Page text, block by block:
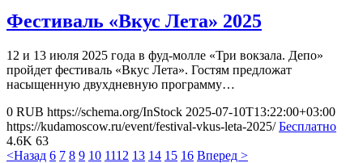
Фестиваль «Вкус Лета» 2025
12 и 13 июля 2025 года в фуд-молле «Три вокзала. Депо»
пройдет фестиваль «Вкус Лета». Гостям предложат
насыщенную двухдневную программу…
0 RUB https://schema.org/InStock 2025-07-10T13:22:00+03:00
https://kudamoscow.ru/event/festival-vkus-leta-2025/ Бесплатно
4.6K 63
<Назад 6 7 8 9 10 1112 13 14 15 16 Вперед >